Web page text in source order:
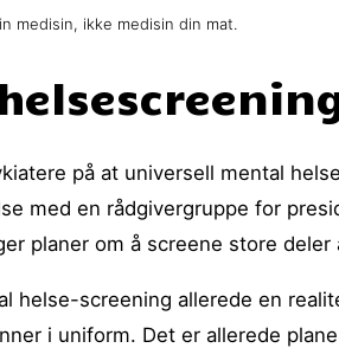
medisin, ikke medisin din mat.
på at universell mental
med en rådgivergruppe for
planer om å screene store
helse-screening allerede en
i uniform. Det er allerede